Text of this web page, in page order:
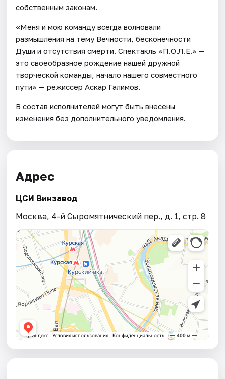
собственным законам.
«Меня и мою команду всегда волновали
размышления на тему Вечности, бесконечности
Души и отсутствия смерти. Спектакль «П.О.Л.Е.» —
это своеобразное рождение нашей дружной
творческой команды, начало нашего совместного
пути» — режиссёр Аскар Галимов.
В состав исполнителей могут быть внесены
изменения без дополнительного уведомления.
Адрес
ЦСИ Винзавод
Москва, 4-й Сыромятнический пер., д. 1, стр. 8